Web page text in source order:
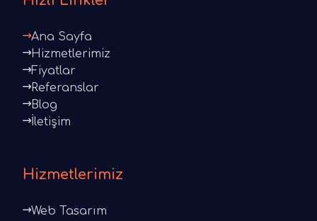
Ana Sayfa
Hizmetlerimiz
Fiyatlar
Referanslar
Blog
İletişim
Hizmetlerimiz
Web Tasarım